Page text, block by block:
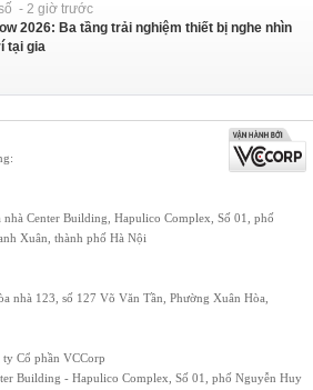
- 2 giờ trước
2026: Ba tầng trải nghiệm thiết bị nghe nhìn
tại gia
nhà Center Building, Hapulico Complex, Số 01, phố
Xuân, thành phố Hà Nội
nhà 123, số 127 Võ Văn Tần, Phường Xuân Hòa,
Cổ phần VCCorp
Building - Hapulico Complex, Số 01, phố Nguyễn Huy